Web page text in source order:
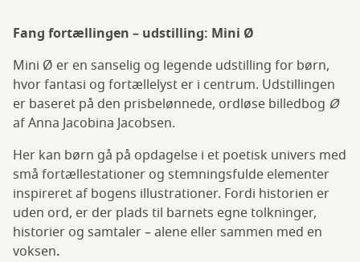
Fang fortællingen – udstilling: Mini Ø
Mini Ø er en sanselig og legende udstilling for børn,
hvor fantasi og fortællelyst er i centrum. Udstillingen
er baseret på den prisbelønnede, ordløse billedbog Ø
af Anna Jacobina Jacobsen.
Her kan børn gå på opdagelse i et poetisk univers med
små fortællestationer og stemningsfulde elementer
inspireret af bogens illustrationer. Fordi historien er
uden ord, er der plads til barnets egne tolkninger,
historier og samtaler – alene eller sammen med en
voksen.